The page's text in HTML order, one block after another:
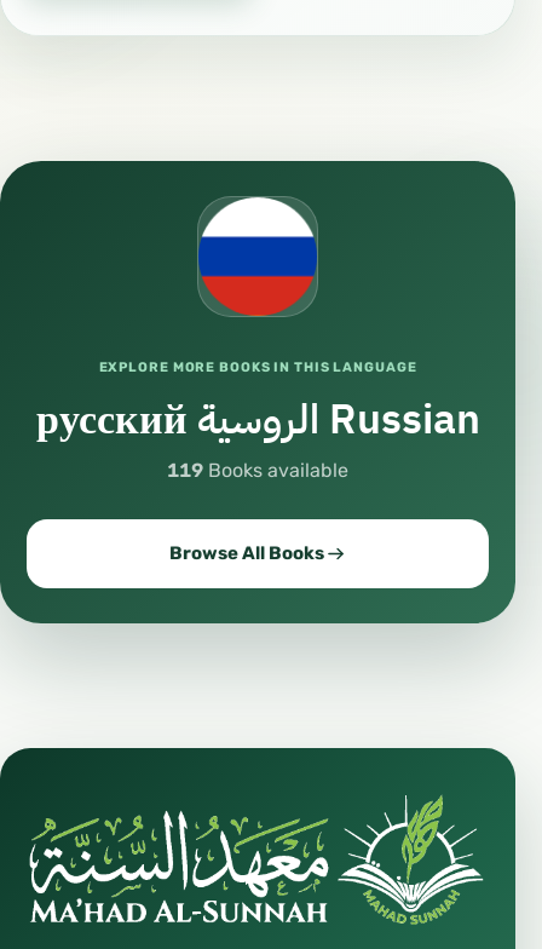
EXPLORE MORE BOOKS IN THIS LANGUAGE
русский الروسية Russian
119 Books available
Browse All Books